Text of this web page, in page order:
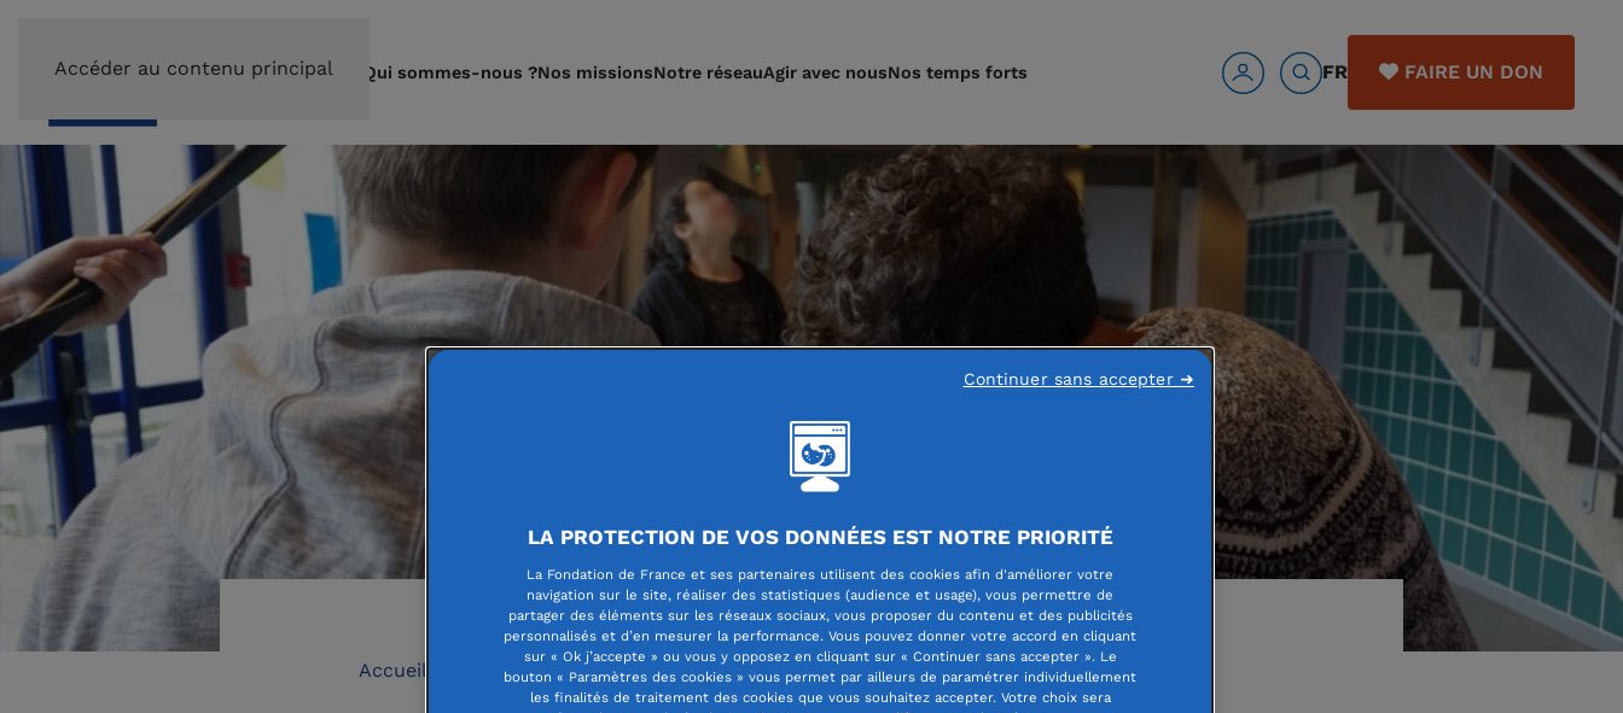
Accéder au contenu principal Qui sommes-nous ?Nos missionsNotre réseauAgir avec nousNos temps forts FR FAIRE UN DON
Accueil Urgences
LA PROTECTION DE VOS DONNÉES EST NOTRE PRIORITÉ
La Fondation de France et ses partenaires utilisent des cookies afin d'améliorer votre
navigation sur le site, réaliser des statistiques (audience et usage), vous permettre de
partager des éléments sur les réseaux sociaux, vous proposer du contenu et des publicités
personnalisés et d’en mesurer la performance. Vous pouvez donner votre accord en cliquant
sur « Ok j’accepte » ou vous y opposez en cliquant sur « Continuer sans accepter ». Le
bouton « Paramètres des cookies » vous permet par ailleurs de paramétrer individuellement
les finalités de traitement des cookies que vous souhaitez accepter. Votre choix sera
Continuer sans accepter ➜